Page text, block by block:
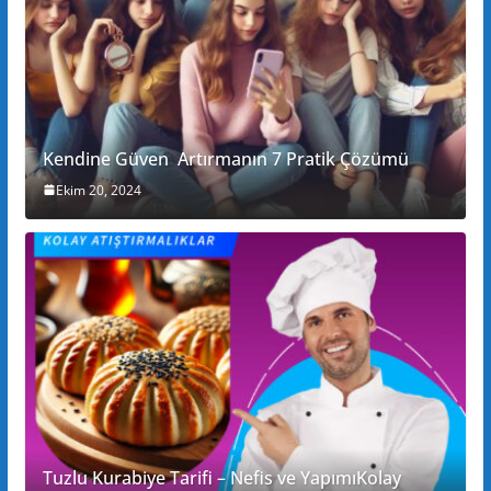
Kendine Güven Artırmanın 7 Pratik Çözümü
Ekim 20, 2024
Tuzlu Kurabiye Tarifi – Nefis ve YapımıKolay